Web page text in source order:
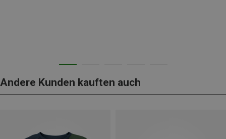
Andere Kunden kauften auch